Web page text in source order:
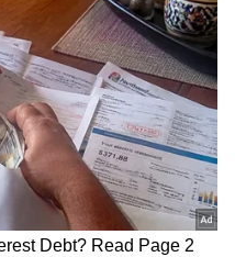
ವಿವಿಧ ಅಭಿವೃದ್ಧಿ
ಮಾನ್ಯ
ವಾರ್ತಾ ಮತ್ತು
ಸಿದ್ಧಪಡಿಸಿದ್ದ
ಬಿಂಬಿಸುವ
ಬಿಡುಗಡೆ ಮಾಡಿದರು,
ಹಾಗೂ